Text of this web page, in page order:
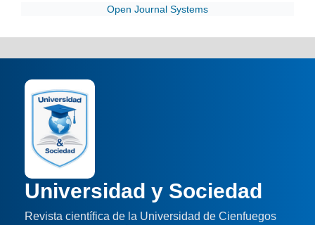
Open Journal Systems
Universidad y Sociedad
Revista científica de la Universidad de Cienfuegos